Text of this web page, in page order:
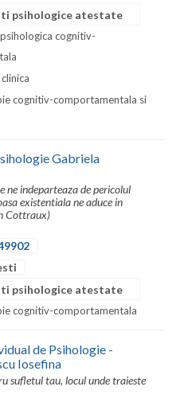
psihologice atestate
cognitiv-
cognitiv-comportamentala si
Gabriela
ne indeparteaza de pericolul
existentiala ne aduce in
Cottraux)
psihologice atestate
cognitiv-comportamentala
de Psihologie -
Iosefina
sufletul tau, locul unde traieste